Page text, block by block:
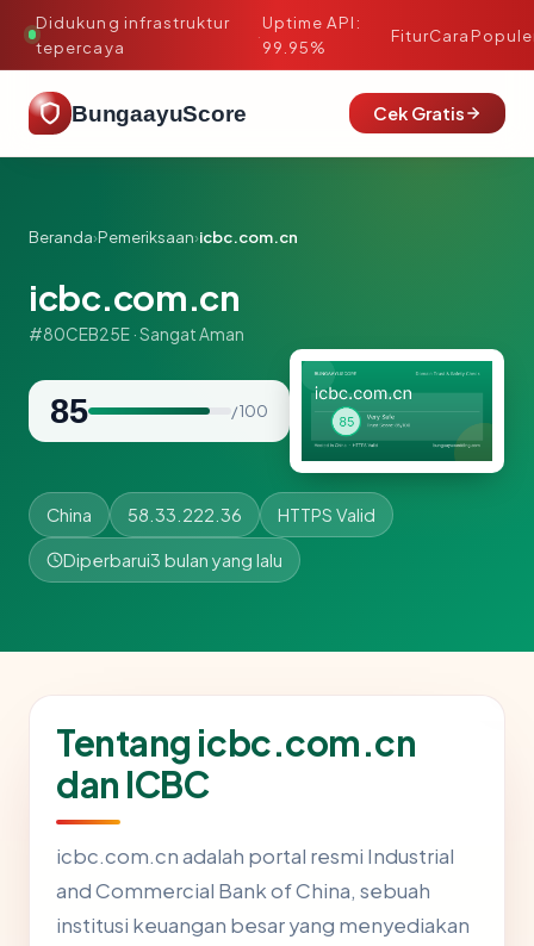
Didukung infrastruktur
tepercaya
·
Uptime API:
99.95%
FiturCara
BungaayuScore Cek Gratis
Beranda›Pemeriksaan›icbc.com.cn
icbc.com.cn
#80CEB25E · Sangat Aman
85 / 100
China 58.33.222.36 HTTPS Valid
Diperbarui3 bulan yang lalu
Tentang icbc.com.cn
dan ICBC
icbc.com.cn adalah portal resmi Industrial
and Commercial Bank of China, sebuah
institusi keuangan besar yang menyediakan